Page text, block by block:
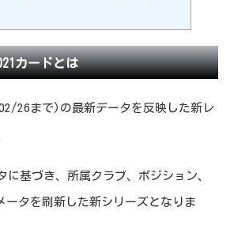
カードとは
26まで)の最新データを反映した新レ
に基づき、所属クラブ、ポジション、
ータを刷新した新シリーズとなりま